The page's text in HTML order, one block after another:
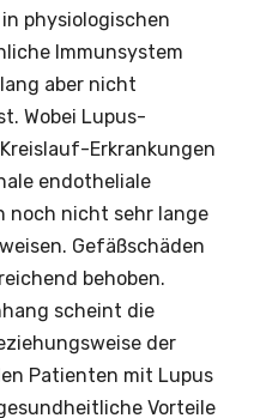
physiologischen
Immunsystem
aber nicht
Wobei Lupus-
Erkrankungen
endotheliale
noch nicht sehr lange
Gefäßschäden
behoben.
scheint die
der
Patienten mit Lupus
Vorteile